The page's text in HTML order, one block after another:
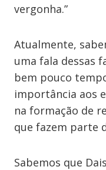
vergonha.”
Atualmente,
uma fala dessas
bem pouco
importância aos
na formação de
que fazem parte
Sabemos que